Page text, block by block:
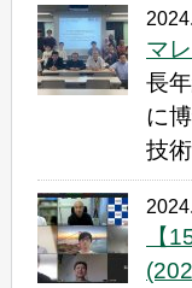
マ
長
に
技
【